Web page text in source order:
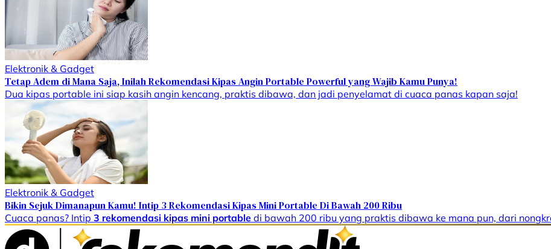
Elektronik & Gadget
Tetap Adem di Mana Saja, Inilah Rekomendasi Kipas Angin Portable Powerful yang Wajib Kamu Punya!
Dua kipas portable ini siap kasih angin kencang, praktis dibawa, dan jadi penyelamat di cuaca panas kapan saja!
Elektronik & Gadget
Bikin Sejuk Dimanapun Kamu! Intip 3 Rekomendasi Kipas Mini Portable Di Bawah 200 Ribu
Cuaca panas? Intip 3 rekomendasi kipas mini portable di bawah 200 ribu yang praktis dibawa ke mana pun, dari